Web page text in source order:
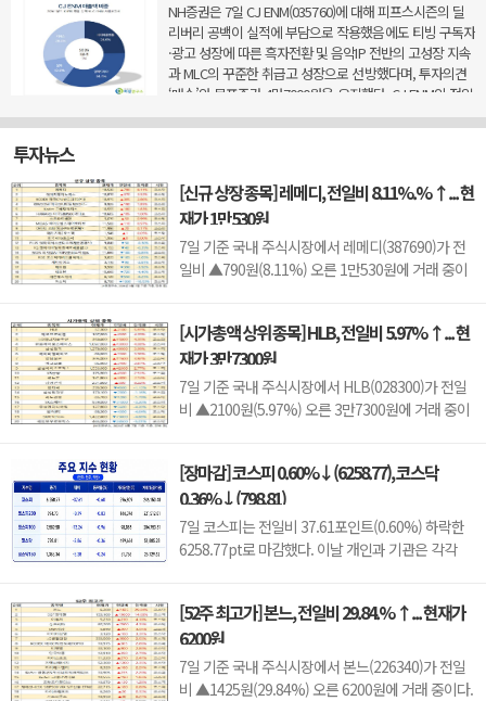
NH증권은 7일 CJ ENM(035760)에 대해 피프스시즌의 딜
리버리 공백이 실적에 부담으로 작용했음에도 티빙 구독자
·광고 성장에 따른 흑자전환 및 음악IP 전반의 고성장 지속
과 MLC의 꾸준한 취급고 성장으로 선방했다며, 투자의견
‘매수’와 목표주가 4만7000원을 유지했다. CJ ENM의 전일
종가는 3만4100원이다.이화정 NH증권 애널리스트는 &...
투자뉴스
[신규 상장 종목] 레메디, 전일비 8.11%.% ↑... 현
재가 1만530원
7일 기준 국내 주식시장에서 레메디(387690)가 전
일비 ▲790원(8.11%) 오른 1만530원에 거래 중이
라 주가 변동성이 나타날 수 있다.이어 에이치엘지노
믹스(0156T0, 1만870원, ▲370, 3.52%), 스트라드
비젼(475040, 3070원, ▲30, 0.99%), 세미티에스
(0017J0, 3110...
[시가총액 상위 종목] HLB, 전일비 5.97% ↑... 현
재가 3만7300원
7일 기준 국내 주식시장에서 HLB(028300)가 전일
비 ▲2100원(5.97%) 오른 3만7300원에 거래 중이
판매 기대감 등에 따라 주가 변동성이 나타날 수 있
다.이어 에코프로비엠(247540, 10만7000원,
▲4500, 4.39%), LG에너지솔루션(373220, 36만
원, ▲1만5000, 4.35%), 한...
[장마감] 코스피 0.60%↓(6258.77), 코스닥
0.36%↓(798.81)
7일 코스피는 전일비 37.61포인트(0.60%) 하락한
6258.77pt로 마감했다. 이날 개인과 기관은 각각
(0.36%) 하락한 798.81pt로 마쳤다. 이날 개인은
3798억원 순매수했고, 외국인과 기관은 각각 2943
억원, 1049억원 순매도했다.임정은 KB증권 연구원
은 KB리서치 장마감...
[52주 최고가] 본느, 전일비 29.84.% ↑... 현재가
6200원
7일 기준 국내 주식시장에서 본느(226340)가 전일
비 ▲1425원(29.84%) 오른 6200원에 거래 중이다.